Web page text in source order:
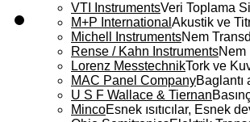
VTI InstrumentsVeri Toplama
M+P International Akustik ve
Michell InstrumentsNem
Rense / Kahn InstrumentsNem
Lorenz MesstechnikTork ve
MAC Panel CompanyBaglantı
U S F Wallace & Tiernan
MincoEsnek ısıtıcılar, Esnek